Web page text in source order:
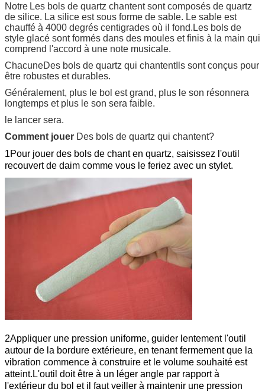
Notre Les bols de quartz chantent sont composés de quartz
de silice. La silice est sous forme de sable. Le sable est
chauffé à 4000 degrés centigrades où il fond.Les bols de
style glacé sont formés dans des moules et finis à la main qui
comprend l'accord à une note musicale.
ChacuneDes bols de quartz qui chantentIls sont conçus pour
être robustes et durables.
Généralement, plus le bol est grand, plus le son résonnera
longtemps et plus le son sera faible.
le lancer sera.
Comment jouer Des bols de quartz qui chantent?
1Pour jouer des bols de chant en quartz, saisissez l'outil
recouvert de daim comme vous le feriez avec un stylet.
2Appliquer une pression uniforme, guider lentement l'outil
autour de la bordure extérieure, en tenant fermement que la
vibration commence à construire et le volume souhaité est
atteint.L'outil doit être à un léger angle par rapport à
l'extérieur du bol et il faut veiller à maintenir une pression